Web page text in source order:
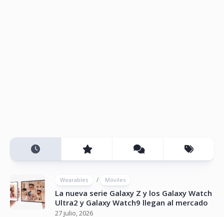
Wearables / Móviles
La nueva serie Galaxy Z y los Galaxy Watch
Ultra2 y Galaxy Watch9 llegan al mercado
27 julio, 2026